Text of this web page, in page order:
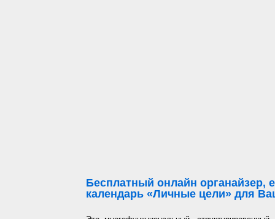
Бесплатный онлайн органайзер,
календарь «Личные цели» для